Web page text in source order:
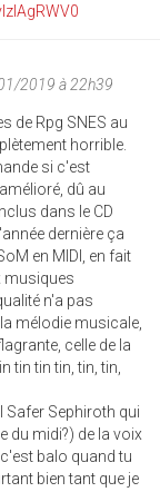
2019 à 22h39
de Rpg SNES au
horrible.
si c'est
dû au
dans le CD
dernière ça
en MIDI, en fait
musiques
n'a pas
mélodie musicale,
celle de la
tin tin tin, tin, tin,
Safer Sephiroth qui
du midi?) de la voix
balo quand tu
bien tant que je